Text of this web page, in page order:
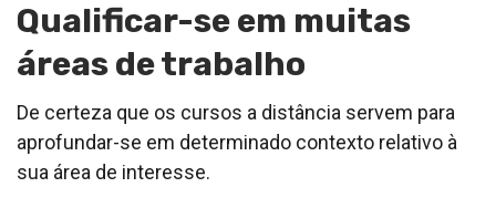
Qualificar-se em muitas
áreas de trabalho
De certeza que os cursos a distância servem para
aprofundar-se em determinado contexto relativo à
sua área de interesse.